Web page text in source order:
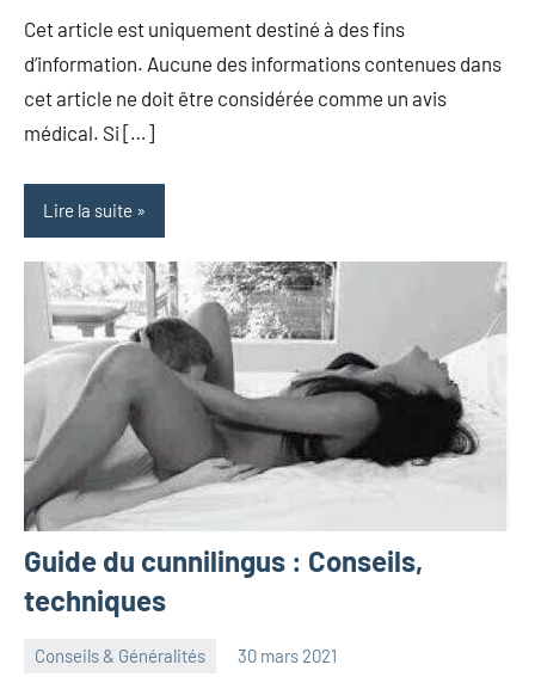
Cet article est uniquement destiné à des fins
d’information. Aucune des informations contenues dans
cet article ne doit être considérée comme un avis
médical. Si […]
Lire la suite
Guide du cunnilingus : Conseils,
techniques
Conseils & Généralités 30 mars 2021